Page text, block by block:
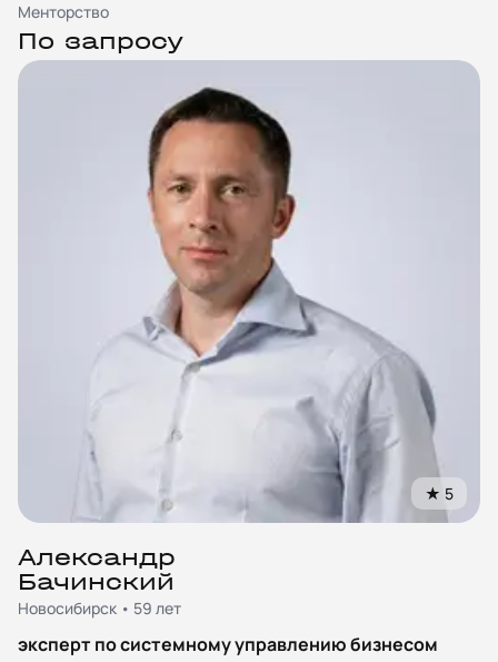
Менторство
По запросу
★ 5
Александр
Бачинский
Новосибирск • 59 лет
эксперт по системному управлению бизнесом